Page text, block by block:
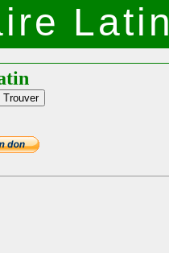
Latin